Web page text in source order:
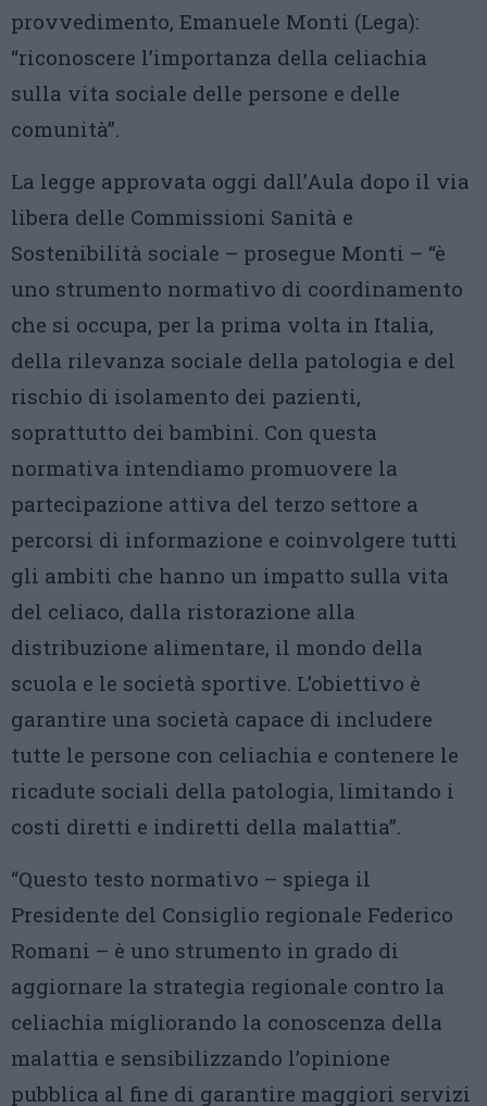
provvedimento, Emanuele Monti (Lega):
“riconoscere l’importanza della celiachia
sulla vita sociale delle persone e delle
comunità”.
La legge approvata oggi dall’Aula dopo il via
libera delle Commissioni Sanità e
Sostenibilità sociale – prosegue Monti – “è
uno strumento normativo di coordinamento
che si occupa, per la prima volta in Italia,
della rilevanza sociale della patologia e del
rischio di isolamento dei pazienti,
soprattutto dei bambini. Con questa
normativa intendiamo promuovere la
partecipazione attiva del terzo settore a
percorsi di informazione e coinvolgere tutti
gli ambiti che hanno un impatto sulla vita
del celiaco, dalla ristorazione alla
distribuzione alimentare, il mondo della
scuola e le società sportive. L’obiettivo è
garantire una società capace di includere
tutte le persone con celiachia e contenere le
ricadute sociali della patologia, limitando i
costi diretti e indiretti della malattia”.
“Questo testo normativo – spiega il
Presidente del Consiglio regionale Federico
Romani – è uno strumento in grado di
aggiornare la strategia regionale contro la
celiachia migliorando la conoscenza della
malattia e sensibilizzando l’opinione
pubblica al fine di garantire maggiori servizi